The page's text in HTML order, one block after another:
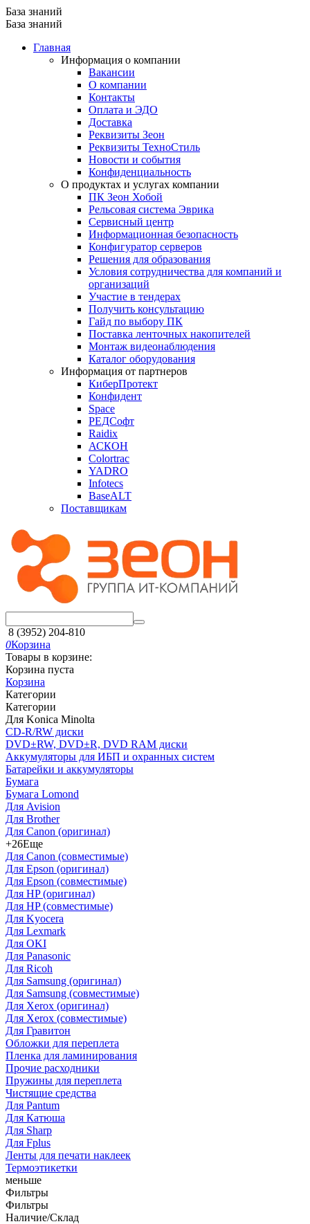
База знаний
База знаний
Главная
Информация о компании
Вакансии
О компании
Контакты
Оплата и ЭДО
Доставка
Реквизиты Зеон
Реквизиты ТехноСтиль
Новости и события
Конфиденциальность
О продуктах и услугах компании
ПК Зеон Хобой
Рельсовая система Эврика
Сервисный центр
Информационная безопасность
Конфигуратор серверов
Решения для образования
Условия сотрудничества для компаний и
организаций
Участие в тендерах
Получить консультацию
Гайд по выбору ПК
Поставка ленточных накопителей
Монтаж видеонаблюдения
Каталог оборудования
Информация от партнеров
КиберПротект
Конфидент
Space
РЕДСофт
Raidix
АСКОН
Colortrac
YADRO
Infotecs
BaseALT
Поставщикам
8 (3952) 204-810
0Корзина
Товары в корзине:
Корзина пуста
Корзина
Категории
Категории
Для Konica Minolta
CD-R/RW диски
DVD±RW, DVD±R, DVD RAM диски
Аккумуляторы для ИБП и охранных систем
Батарейки и аккумуляторы
Бумага
Бумага Lomond
Для Avision
Для Brother
Для Canon (оригинал)
+26Еще
Для Canon (совместимые)
Для Epson (оригинал)
Для Epson (совместимые)
Для HP (оригинал)
Для HP (совместимые)
Для Kyocera
Для Lexmark
Для OKI
Для Panasonic
Для Ricoh
Для Samsung (оригинал)
Для Samsung (совместимые)
Для Xerox (оригинал)
Для Xerox (совместимые)
Для Гравитон
Обложки для переплета
Пленка для ламинирования
Прочие расходники
Пружины для переплета
Чистящие средства
Для Pantum
Для Катюша
Для Sharp
Для Fplus
Ленты для печати наклеек
Термоэтикетки
меньше
Фильтры
Фильтры
Наличие/Склад